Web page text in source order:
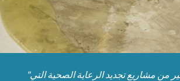
"لدينا الكثير من مشاريع تجديد الرعاية الصحية التي